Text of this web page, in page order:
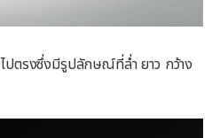
ปตรงซึ่งมีรูปลักษณ์ที่ล่ำ ยาว กว้าง